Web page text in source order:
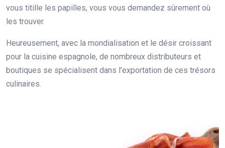
vous titille les papilles, vous vous demandez sûrement où
les trouver.
Heureusement, avec la mondialisation et le désir croissant
pour la cuisine espagnole, de nombreux distributeurs et
boutiques se spécialisent dans l’exportation de ces trésors
culinaires.